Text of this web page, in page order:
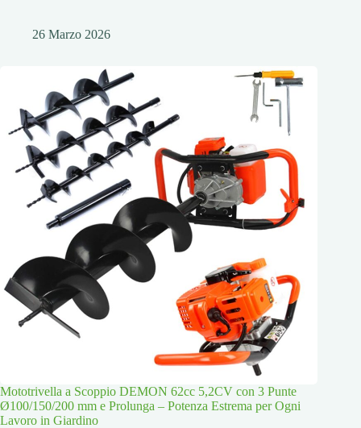
26 Marzo 2026
Mototrivella a Scoppio DEMON 62cc 5,2CV con 3 Punte
Ø100/150/200 mm e Prolunga – Potenza Estrema per Ogni
Lavoro in Giardino